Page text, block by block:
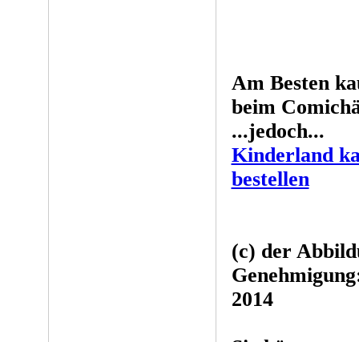
Am Besten
beim
...jedoch...
Kinderland
bestellen
(c) der
2014